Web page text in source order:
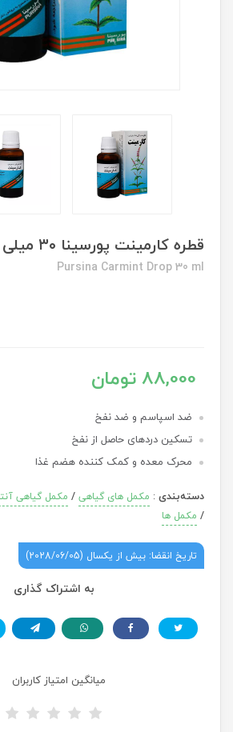
قطره کارمینت پورسینا ۳۰ میلی لیتر
Pursina Carmint Drop 30 ml
88,000 تومان
ضد اسپاسم و ضد نفخ
تسکین دردهای حاصل از نفخ
محرک معده و کمک کننده هضم غذا
دسته‌بندی: مکمل های گیاهی/ مکمل گیاهی
/ مکمل ها
تاریخ انقضا: بیش از یکسال (2028/06/05)
به اشتراک گذاری
میانگین امتیاز کاربران